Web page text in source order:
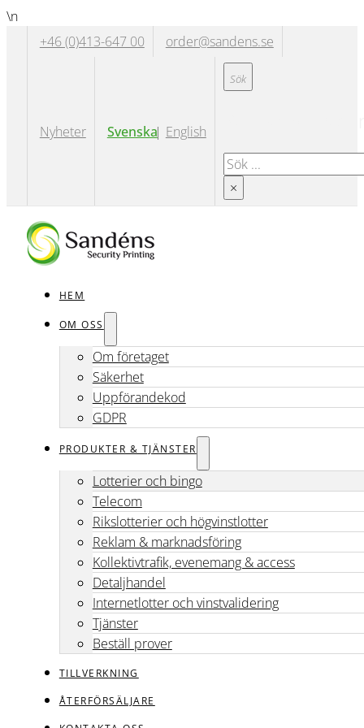
\n
+46 (0)413-647 00
order@sandens.se
Nyheter Svenska English
Sök
×
HEM
OM OSS
Om företaget
Säkerhet
Uppförandekod
GDPR
PRODUKTER & TJÄNSTER
Lotterier och bingo
Telecom
Rikslotterier och högvinstlotter
Reklam & marknadsföring
Kollektivtrafik, evenemang & access
Detaljhandel
Internetlotter och vinstvalidering
Tjänster
Beställ prover
TILLVERKNING
ÅTERFÖRSÄLJARE